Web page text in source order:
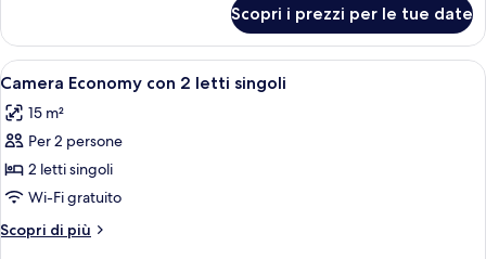
Standard
Scopri i prezzi per le tue date
Apri
tutte
le
foto
per
Camera
Economy
con
Una stanza con due letti singoli,
4
Camera Economy con 2 letti singoli
15 m²
Per 2 persone
2 letti singoli
Wi-Fi gratuito
Scopri di più
Altri